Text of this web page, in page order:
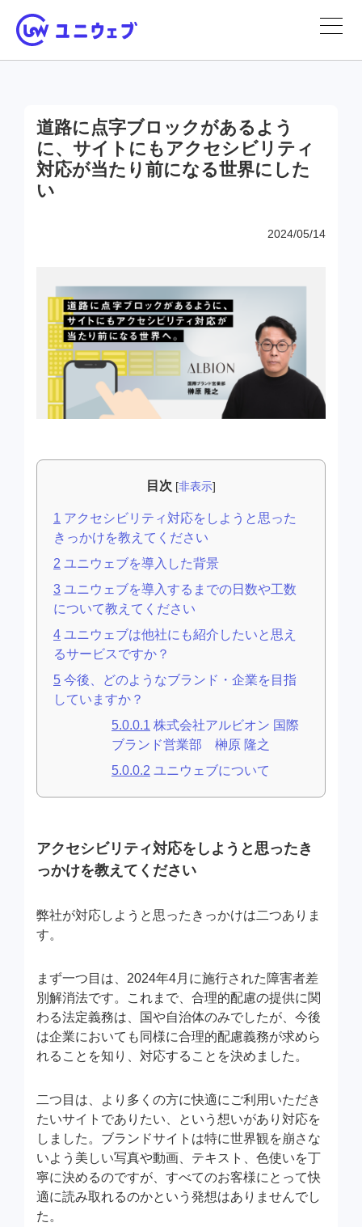
道路に点字ブロックがあるよう
に、サイトにもアクセシビリティ
対応が当たり前になる世界にした
い
2024/05/14
目次 [非表示]
1 アクセシビリティ対応をしようと思った
きっかけを教えてください
2 ユニウェブを導入した背景
3 ユニウェブを導入するまでの日数や工数
について教えてください
4 ユニウェブは他社にも紹介したいと思え
るサービスですか？
5 今後、どのようなブランド・企業を目指
していますか？
5.0.0.1 株式会社アルビオン 国際
ブランド営業部 榊原 隆之
5.0.0.2 ユニウェブについて
アクセシビリティ対応をしようと思ったき
っかけを教えてください
弊社が対応しようと思ったきっかけは二つありま
す。
まず一つ目は、2024年4月に施行された障害者差
別解消法です。これまで、合理的配慮の提供に関
わる法定義務は、国や自治体のみでしたが、今後
は企業においても同様に合理的配慮義務が求めら
れることを知り、対応することを決めました。
二つ目は、より多くの方に快適にご利用いただき
たいサイトでありたい、という想いがあり対応を
しました。ブランドサイトは特に世界観を崩さな
いよう美しい写真や動画、テキスト、色使いを丁
寧に決めるのですが、すべてのお客様にとって快
適に読み取れるのかという発想はありませんでし
た。